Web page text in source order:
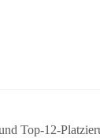
Top-12-